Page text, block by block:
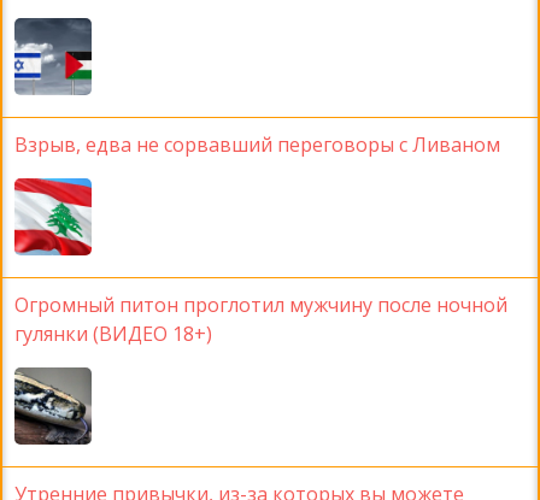
Взрыв, едва не сорвавший переговоры с Ливаном
Огромный питон проглотил мужчину после ночной
гулянки (ВИДЕО 18+)
Утренние привычки, из-за которых вы можете